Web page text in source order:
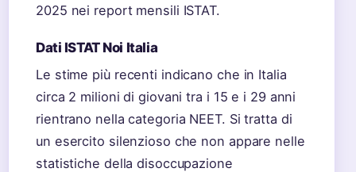
2025 nei report mensili ISTAT.
Dati ISTAT Noi Italia
Le stime più recenti indicano che in Italia
circa 2 milioni di giovani tra i 15 e i 29 anni
rientrano nella categoria NEET. Si tratta di
un esercito silenzioso che non appare nelle
statistiche della disoccupazione